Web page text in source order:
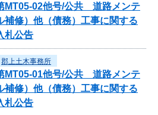
MT05-02他号/公共 道路メンテ
補修）他（債務）工事に関する
札公告
郡上土木事務所
MT05-01他号/公共 道路メンテ
補修）他（債務）工事に関する
札公告